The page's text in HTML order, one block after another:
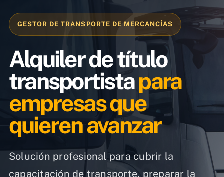
Servicios
Noticias
Contacto
GESTOR DE TRANSPORTE DE MERCANCÍAS
Alquiler de título
transportistapara
empresas que
quieren avanzar
Solución profesional para cubrir la
capacitación de transporte, preparar la